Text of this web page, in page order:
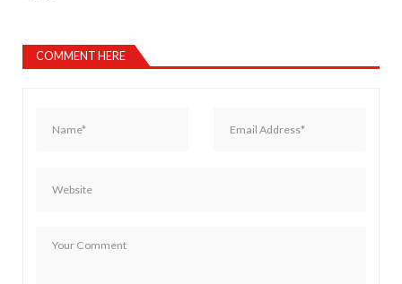
COMMENT HERE